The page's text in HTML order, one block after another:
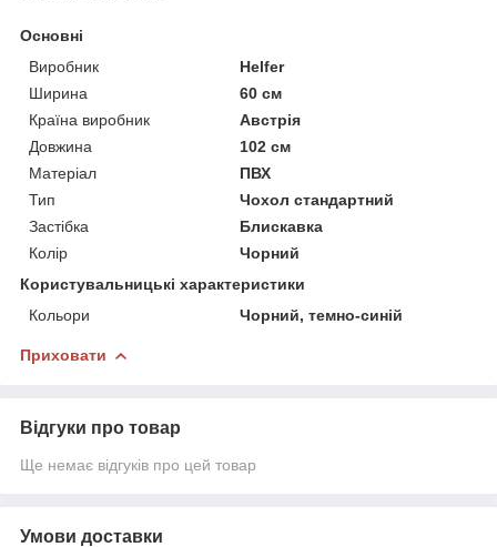
Основні
Виробник
Helfer
Ширина
60 см
Країна виробник
Австрія
Довжина
102 см
Матеріал
ПВХ
Тип
Чохол стандартний
Застібка
Блискавка
Колір
Чорний
Користувальницькі характеристики
Кольори
Чорний, темно-синій
Приховати
Відгуки про товар
Ще немає відгуків про цей товар
Умови доставки